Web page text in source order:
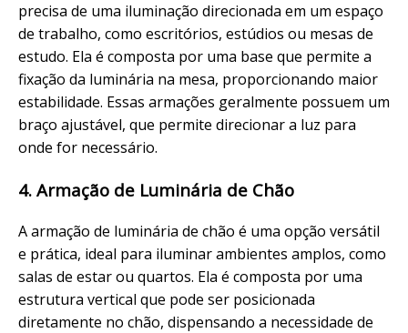
precisa de uma iluminação direcionada em um espaço
de trabalho, como escritórios, estúdios ou mesas de
estudo. Ela é composta por uma base que permite a
fixação da luminária na mesa, proporcionando maior
estabilidade. Essas armações geralmente possuem um
braço ajustável, que permite direcionar a luz para
onde for necessário.
4. Armação de Luminária de Chão
A armação de luminária de chão é uma opção versátil
e prática, ideal para iluminar ambientes amplos, como
salas de estar ou quartos. Ela é composta por uma
estrutura vertical que pode ser posicionada
diretamente no chão, dispensando a necessidade de